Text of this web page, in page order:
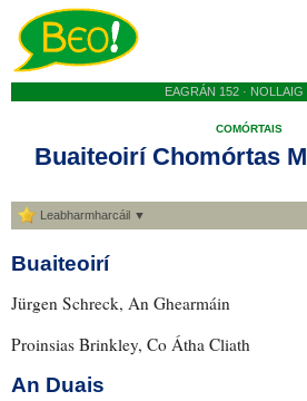
EAGRÁN 152 · NOLLAIG
COMÓRTAIS
Buaiteoirí Chomórtas
Leabharmharcáil ▼
Buaiteoirí
Jürgen Schreck, An Ghearmáin
Proinsias Brinkley, Co Átha Cliath
An Duais